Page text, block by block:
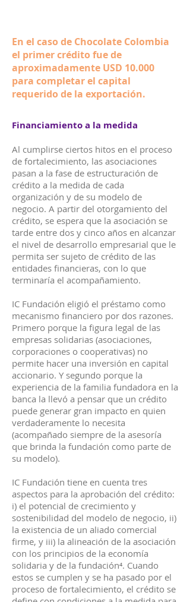
En el caso de Chocolate Colombia
el primer crédito fue de
aproximadamente USD 10.000
para completar el capital
requerido de la exportación.
Financiamiento a la medida
Al cumplirse ciertos hitos en el proceso
de fortalecimiento, las asociaciones
pasan a la fase de estructuración de
crédito a la medida de cada
organización y de su modelo de
negocio. A partir del otorgamiento del
crédito, se espera que la asociación se
tarde entre dos y cinco años en alcanzar
el nivel de desarrollo empresarial que le
permita ser sujeto de crédito de las
entidades financieras, con lo que
terminaría el acompañamiento.
IC Fundación eligió el préstamo como
mecanismo financiero por dos razones.
Primero porque la figura legal de las
empresas solidarias (asociaciones,
corporaciones o cooperativas) no
permite hacer una inversión en capital
accionario. Y segundo porque la
experiencia de la familia fundadora en la
banca la llevó a pensar que un crédito
puede generar gran impacto en quien
verdaderamente lo necesita
(acompañado siempre de la asesoría
que brinda la fundación como parte de
su modelo).
IC Fundación tiene en cuenta tres
aspectos para la aprobación del crédito:
i) el potencial de crecimiento y
sostenibilidad del modelo de negocio, ii)
la existencia de un aliado comercial
firme, y iii) la alineación de la asociación
con los principios de la economía
solidaria y de la fundación⁴. Cuando
estos se cumplen y se ha pasado por el
proceso de fortalecimiento, el crédito se